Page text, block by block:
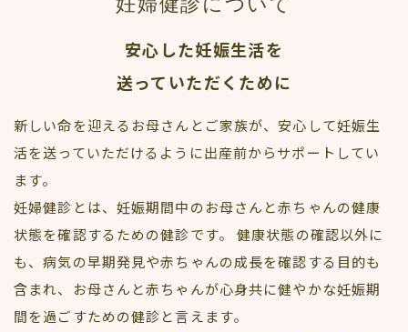
安心した妊娠生活を
送っていただくために
新しい命を迎えるお母さんとご家族が、安心して妊娠生
活を送っていただけるように出産前からサポートしてい
ます。
妊婦健診とは、妊娠期間中のお母さんと赤ちゃんの健康
状態を確認するための健診です。 健康状態の確認以外に
も、病気の早期発見や赤ちゃんの成長を確認する目的も
含まれ、お母さんと赤ちゃんが心身共に健やかな妊娠期
間を過ごすための健診と言えます。